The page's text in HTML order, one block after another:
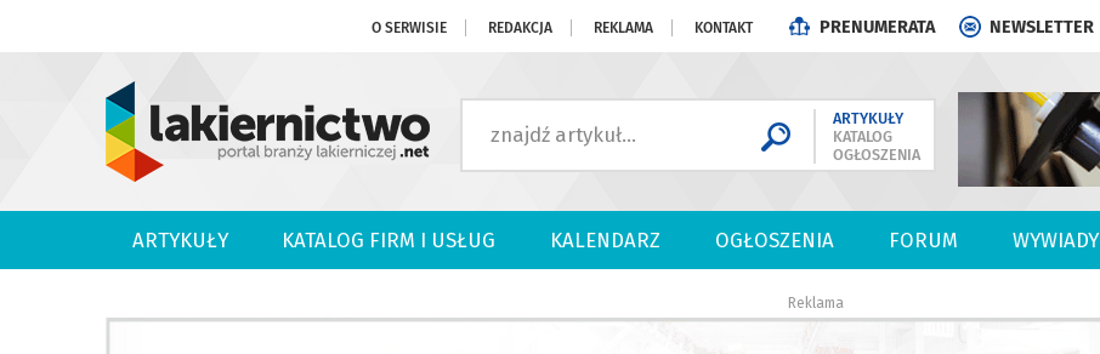
O SERWISIE REDAKCJA REKLAMA KONTAKT PRENUMERATA NEWSLETTER
ARTYKUŁY
KATALOG
OGŁOSZENIA
ARTYKUŁY KATALOG FIRM I USŁUG KALENDARZ OGŁOSZENIA FORUM WYWIADY
Reklama